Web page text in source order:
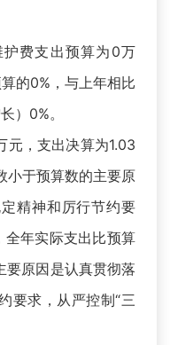
费支出预算为0万
的0%，与上年相比
）0%。
元，支出决算为1.03
小于预算数的主要原
精神和厉行节约要
全年实际支出比预算
要原因是认真贯彻落
要求，从严控制“三